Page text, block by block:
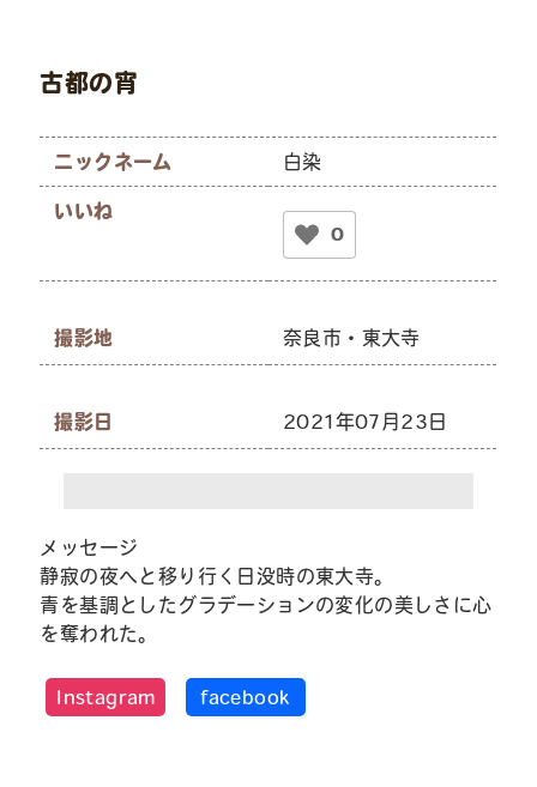
古都の宵
ニックネーム 白染
いいね
0
撮影地 奈良市・東大寺
撮影日 2021年07月23日
メッセージ
静寂の夜へと移り行く日没時の東大寺。
青を基調としたグラデーションの変化の美しさに心
を奪われた。
Instagram facebook